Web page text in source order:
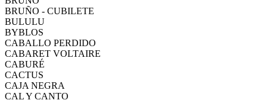
BRUÑO - CUBILETE
BULULU
BYBLOS
CABALLO PERDIDO
CABARET VOLTAIRE
CABURÉ
CACTUS
CAJA NEGRA
CAL Y CANTO